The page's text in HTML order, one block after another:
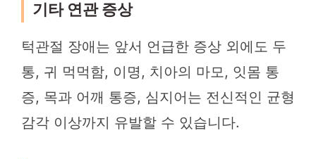
기타 연관 증상
턱관절 장애는 앞서 언급한 증상 외에도 두
통, 귀 먹먹함, 이명, 치아의 마모, 잇몸 통
증, 목과 어깨 통증, 심지어는 전신적인 균형
감각 이상까지 유발할 수 있습니다.